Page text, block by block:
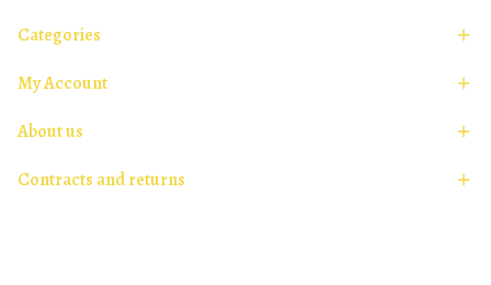
Categories
My Account
About us
Contracts and returns